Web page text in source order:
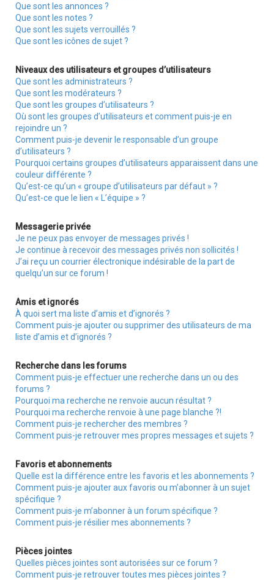
Que sont les annonces ?
Que sont les notes ?
Que sont les sujets verrouillés ?
Que sont les icônes de sujet ?
Niveaux des utilisateurs et groupes d’utilisateurs
Que sont les administrateurs ?
Que sont les modérateurs ?
Que sont les groupes d’utilisateurs ?
Où sont les groupes d’utilisateurs et comment puis-je en
rejoindre un ?
Comment puis-je devenir le responsable d’un groupe
d’utilisateurs ?
Pourquoi certains groupes d’utilisateurs apparaissent dans une
couleur différente ?
Qu’est-ce qu’un « groupe d’utilisateurs par défaut » ?
Qu’est-ce que le lien « L’équipe » ?
Messagerie privée
Je ne peux pas envoyer de messages privés !
Je continue à recevoir des messages privés non sollicités !
J’ai reçu un courrier électronique indésirable de la part de
quelqu’un sur ce forum !
Amis et ignorés
À quoi sert ma liste d’amis et d’ignorés ?
Comment puis-je ajouter ou supprimer des utilisateurs de ma
liste d’amis et d’ignorés ?
Recherche dans les forums
Comment puis-je effectuer une recherche dans un ou des
forums ?
Pourquoi ma recherche ne renvoie aucun résultat ?
Pourquoi ma recherche renvoie à une page blanche ?!
Comment puis-je rechercher des membres ?
Comment puis-je retrouver mes propres messages et sujets ?
Favoris et abonnements
Quelle est la différence entre les favoris et les abonnements ?
Comment puis-je ajouter aux favoris ou m’abonner à un sujet
spécifique ?
Comment puis-je m’abonner à un forum spécifique ?
Comment puis-je résilier mes abonnements ?
Pièces jointes
Quelles pièces jointes sont autorisées sur ce forum ?
Comment puis-je retrouver toutes mes pièces jointes ?